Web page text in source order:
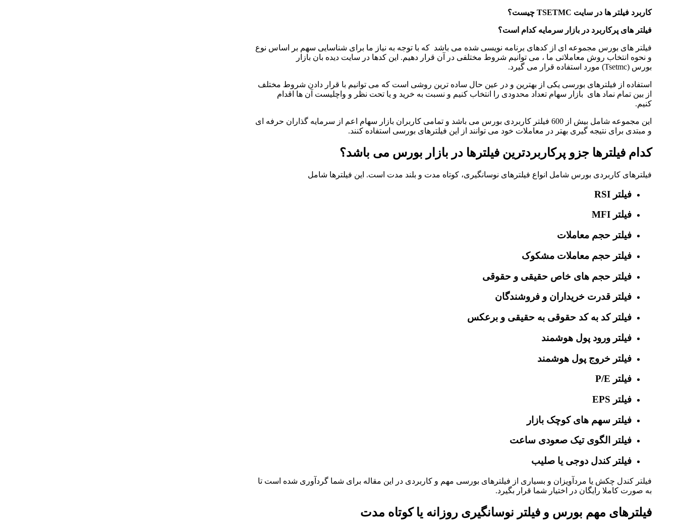
کاربرد فیلتر ها در سایت TSETMC چیست؟
فیلتر های پرکاربرد در بازار سرمایه کدام است؟
فیلتر های بورس مجموعه ای از کدهای برنامه نویسی شده می باشد که با توجه به نیاز ما برای شناسایی سهم بر اساس نوع
و نحوه انتخاب روش معاملاتی ما ، می توانیم شروط مختلفی در آن قرار دهیم. این کدها در سایت دیده بان بازار
بورس (Tsetmc) مورد استفاده قرار می گیرد.
استفاده از فیلترهای بورسی یکی از بهترین و در عین حال ساده ترین روشی است که می توانیم با قرار دادن شروط مختلف
از بین تمام نماد های بازار سهام تعداد محدودی را انتخاب کنیم و نسبت به خرید و یا تحت نظر و واچلیست آن ها اقدام
کنیم.
این مجموعه شامل بیش از 600 فیلتر کاربردی بورس می باشد و تمامی کاربران بازار سهام اعم از سرمایه گذاران حرفه ای
و مبتدی برای نتیجه گیری بهتر در معاملات خود می توانند از این فیلترهای بورسی استفاده کنند.
کدام فیلترها جزو پرکاربردترین فیلترها در بازار بورس می باشد؟
فیلترهای کاربردی بورس شامل انواع فیلترهای نوسانگیری، کوتاه مدت و بلند مدت است. این فیلترها شامل
فیلتر RSI
فیلتر MFI
فیلتر حجم معاملات
فیلتر حجم معاملات مشکوک
فیلتر حجم های خاص حقیقی و حقوقی
فیلتر قدرت خریداران و فروشندگان
فیلتر کد به کد حقوقی به حقیقی و برعکس
فیلتر ورود پول هوشمند
فیلتر خروج پول هوشمند
فیلتر P/E
فیلتر EPS
فیلتر سهم های کوچک بازار
فیلتر الگوی تیک صعودی ساعت
فیلتر کندل دوجی یا صلیب
فیلتر کندل چکش یا مردآویزان و بسیاری از فیلترهای بورسی مهم و کاربردی در این مقاله برای شما گردآوری شده است تا
به صورت کاملا رایگان در اختیار شما قرار بگیرد.
فیلترهای مهم بورس و فیلتر نوسانگیری روزانه یا کوتاه مدت